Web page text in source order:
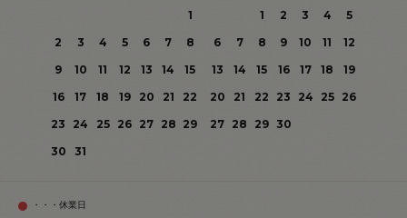
1
2
3 4 5 6 7
8
9
10 11 12 13 14
15
16
17 18 19 20 21
22
23
24 25 26 27 28 29
30
31
1 2 3 4
5
6
7 8 9 10 11
12
13
14 15 16 17 18
19
20
21 22 23 24 25
26
27 28 29 30
・・・休業日